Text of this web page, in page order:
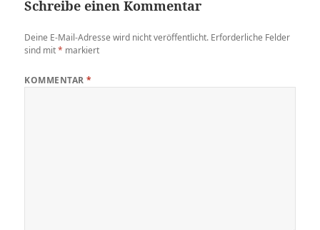
Schreibe einen Kommentar
Deine E-Mail-Adresse wird nicht veröffentlicht. Erforderliche Felder
sind mit* markiert
KOMMENTAR*